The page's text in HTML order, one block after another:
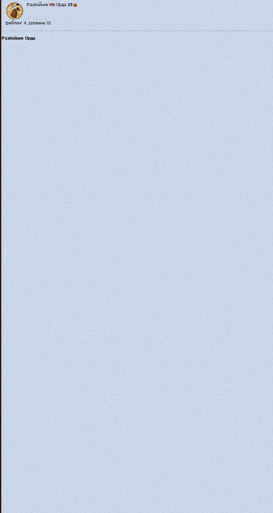
Разбойник Hb Орда 19
(рейтинг 4, уровень 0)
Разбойник Орда